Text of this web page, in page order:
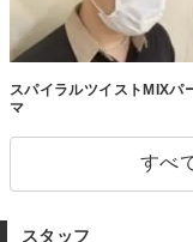
スパイラルツイストMIXパ
マ
すべ
スタッフ